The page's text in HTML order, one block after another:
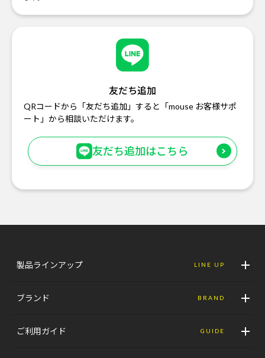
友だち追加
QRコードから「友だち追加」すると「mouse お客様サポ
ート」から相談いただけます。
友だち追加はこちら
製品ラインアップ LINE UP
ブランド BRAND
ご利用ガイド GUIDE